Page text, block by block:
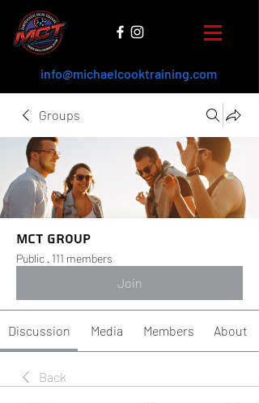
info@michaelcooktraining.com
Groups
MCT Group
Public · 111 members
Join
Discussion Media Members About
Back